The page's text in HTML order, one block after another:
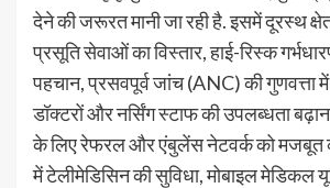
देने की जरूरत मानी जा रही है. इसमें दूरस्थ
प्रसूति सेवाओं का विस्तार, हाई-रिस्क
पहचान, प्रसवपूर्व जांच (ANC) की गुणवत्ता
डॉक्टरों और नर्सिंग स्टाफ की उपलब्धता
के लिए रेफरल और एंबुलेंस नेटवर्क को मजबूत
में टेलीमेडिसिन की सुविधा, मोबाइल मेडिकल